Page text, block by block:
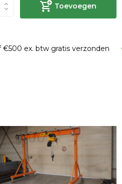
Toevoegen
€500 ex. btw gratis verzonden